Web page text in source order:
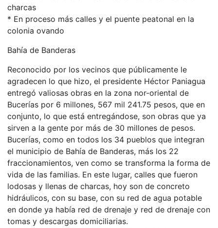
charcas
* En proceso más calles y el puente peatonal en la
colonia ovando
Bahía de Banderas
Reconocido por los vecinos que públicamente le
agradecen lo que hizo, el presidente Héctor Paniagua
entregó valiosas obras en la zona nor-oriental de
Bucerías por 6 millones, 567 mil 241.75 pesos, que en
conjunto, lo que está entregándose, son obras que ya
sirven a la gente por más de 30 millones de pesos.
Bucerías, como en todos los 34 pueblos que integran
el municipio de Bahía de Banderas, más los 22
fraccionamientos, ven como se transforma la forma de
vida de las familias. En este lugar, calles que fueron
lodosas y llenas de charcas, hoy son de concreto
hidráulicos, con su base, con su red de agua potable
en donde ya había red de drenaje y red de drenaje con
tomas y descargas domiciliarias.